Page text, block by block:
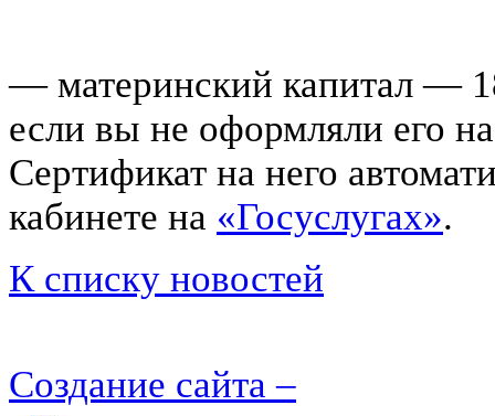
— материнский капитал —
если вы не оформляли его
Сертификат на него
кабинете на «Госуслугах».
К списку новостей
Создание сайта –